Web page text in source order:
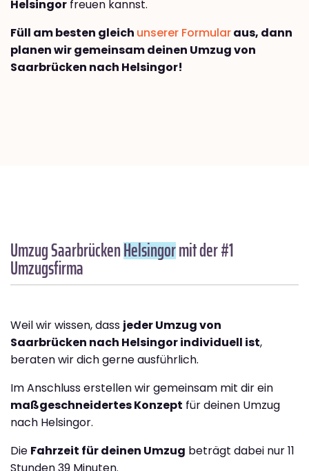
Helsingor freuen kannst.
Füll am besten gleich unserer Formularaus, dann
planen wir gemeinsam deinen Umzug von
Saarbrücken nach Helsingor!
Umzug SaarbrückenHelsingormit der #1
Umzugsfirma
Weil wir wissen, dass jeder Umzug von
Saarbrücken nach Helsingor individuell ist,
beraten wir dich gerne ausführlich.
Im Anschluss erstellen wir gemeinsam mit dir ein
maßgeschneidertes Konzept für deinen Umzug
nach Helsingor.
Die Fahrzeit für deinen Umzug beträgt dabei nur 11